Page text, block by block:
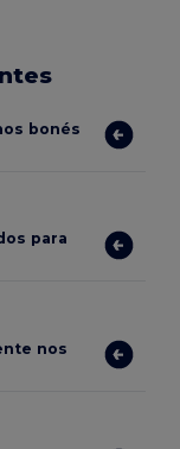
bonés
para
nos